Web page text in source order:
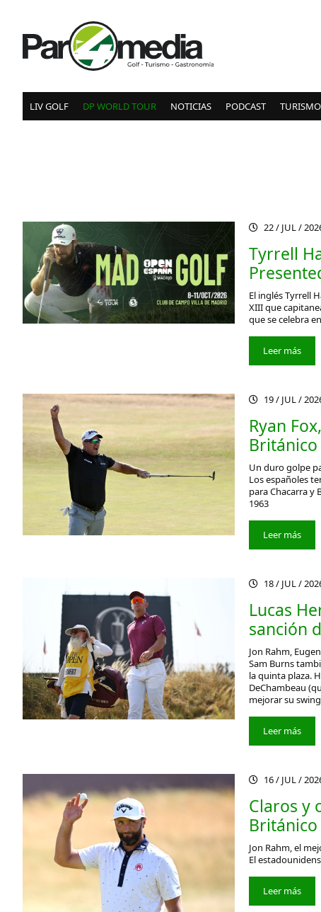
LIV GOLF DP WORLD TOUR NOTICIAS PODCAST TURISMO
22 / JUL /
Tyrrell
El inglés Tyrrell
XIII que
que se celebra
Leer más
19 / JUL /
Ryan
Británico
Un duro golpe
Los españoles
para Chacarra y
1963
Leer más
18 / JUL /
Lucas
sanción
Jon Rahm,
Sam Burns
la quinta plaza.
DeChambeau
mejorar su
Leer más
16 / JUL /
Claros y
Jon Rahm, el
El
Leer más